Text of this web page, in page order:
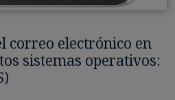
correo electrónico en
sistemas operativos: